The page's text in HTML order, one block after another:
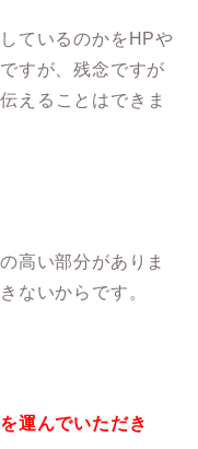
ているのかをHPや
すが、残念ですが
えることはできま
高い部分がありま
ないからです。
運んでいただき